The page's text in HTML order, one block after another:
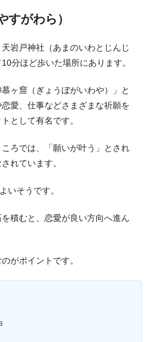
すがわら）
岩戸神社（あまのいわとじんじ
分ほど歩いた場所にあります。
ヶ窟（ぎょうぼがいわや）
」と
愛、仕事などさまざまな祈願を
として有名です。
ろでは、「願いが叶う」とされ
れています。
いそうです。
積むと、恋愛が良い方向へ進ん
がポイントです。